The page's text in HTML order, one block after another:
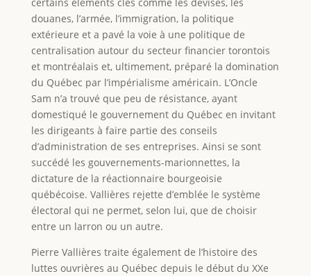
douanes, l’armée, l’immigration, la politique
extérieure et a pavé la voie à une politique de
centralisation autour du secteur financier torontois
et montréalais et, ultimement, préparé la domination
du Québec par l’impérialisme américain. L’Oncle
Sam n’a trouvé que peu de résistance, ayant
domestiqué le gouvernement du Québec en invitant
les dirigeants à faire partie des conseils
d’administration de ses entreprises. Ainsi se sont
succédé les gouvernements-marionnettes, la
dictature de la réactionnaire bourgeoisie
québécoise. Vallières rejette d’emblée le système
électoral qui ne permet, selon lui, que de choisir
entre un larron ou un autre.
Pierre Vallières traite également de l’histoire des
luttes ouvrières au Québec depuis le début du XXe